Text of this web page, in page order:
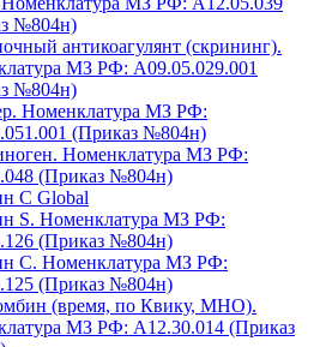
№804н)
антикоагулянт (скрининг).
МЗ РФ: A09.05.029.001
№804н)
Номенклатура МЗ РФ:
(Приказ №804н)
Номенклатура МЗ РФ:
(Приказ №804н)
C Global
S. Номенклатура МЗ РФ:
(Приказ №804н)
С. Номенклатура МЗ РФ:
(Приказ №804н)
(время, по Квику, МНО).
МЗ РФ: A12.30.014 (Приказ